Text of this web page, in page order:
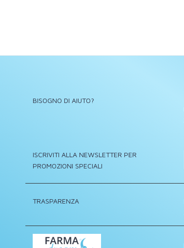
BISOGNO DI AIUTO?
ISCRIVITI ALLA NEWSLETTER PER
PROMOZIONI SPECIALI
TRASPARENZA